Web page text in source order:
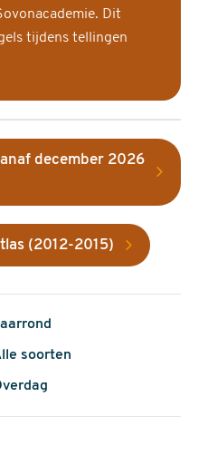
Dit
tijdens tellingen
december 2026
(2012-2015)
soorten